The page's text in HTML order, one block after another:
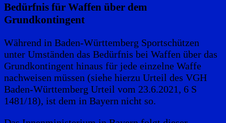
Bedürfnis für Waffen über dem
Grundkontingent
Während in Baden-Württemberg Sportschützen
unter Umständen das Bedürfnis bei Waffen über das
Grundkontingent hinaus für jede einzelne Waffe
nachweisen müssen (siehe hierzu Urteil des VGH
Baden-Württemberg Urteil vom 23.6.2021, 6 S
1481/18), ist dem in Bayern nicht so.